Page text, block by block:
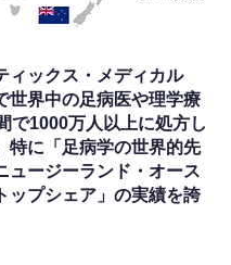
ィックス・メディカル
世界中の足病医や理学療
で1000万人以上に処方し
特に「足病学の世界的先
ュージーランド・オース
ップシェア」の実績を誇